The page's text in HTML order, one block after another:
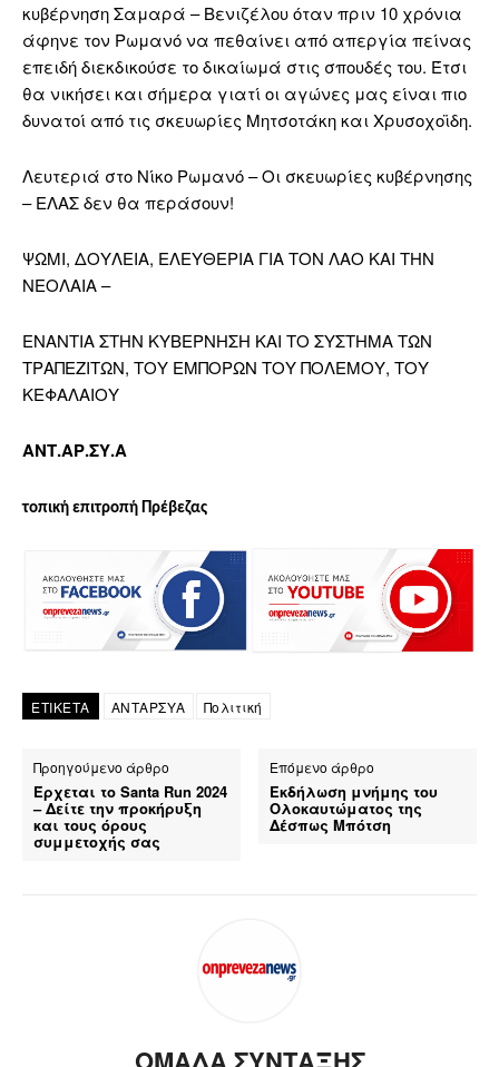
κυβέρνηση Σαμαρά – Βενιζέλου όταν πριν 10 χρόνια
άφηνε τον Ρωμανό να πεθαίνει από απεργία πείνας
επειδή διεκδικούσε το δικαίωμά στις σπουδές του. Έτσι
θα νικήσει και σήμερα γιατί οι αγώνες μας είναι πιο
δυνατοί από τις σκευωρίες Μητσοτάκη και Χρυσοχοϊδη.
Λευτεριά στο Νίκο Ρωμανό – Οι σκευωρίες κυβέρνησης
– ΕΛΑΣ δεν θα περάσουν!
ΨΩΜΙ, ΔΟΥΛΕΙΑ, ΕΛΕΥΘΕΡΙΑ ΓΙΑ ΤΟΝ ΛΑΟ ΚΑΙ ΤΗΝ
ΝΕΟΛΑΙΑ –
ΕΝΑΝΤΙΑ ΣΤΗΝ ΚΥΒΕΡΝΗΣΗ ΚΑΙ ΤΟ ΣΥΣΤΗΜΑ ΤΩΝ
ΤΡΑΠΕΖΙΤΩΝ, ΤΟΥ ΕΜΠΟΡΩΝ ΤΟΥ ΠΟΛΕΜΟΥ, ΤΟΥ
ΚΕΦΑΛΑΙΟΥ
ΑΝΤ.ΑΡ.ΣΥ.Α
τοπική επιτροπή Πρέβεζας
ΕΤΙΚΕΤΑ ΑΝΤΑΡΣΥΑ Πολιτική
Προηγούμενο άρθρο
Έρχεται το Santa Run 2024
– Δείτε την προκήρυξη
και τους όρους
συμμετοχής σας
Επόμενο άρθρο
Εκδήλωση μνήμης του
Ολοκαυτώματος της
Δέσπως Μπότση